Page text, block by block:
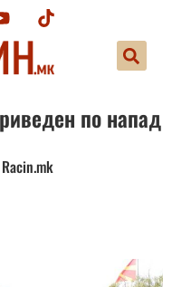
по напад
Racin.mk